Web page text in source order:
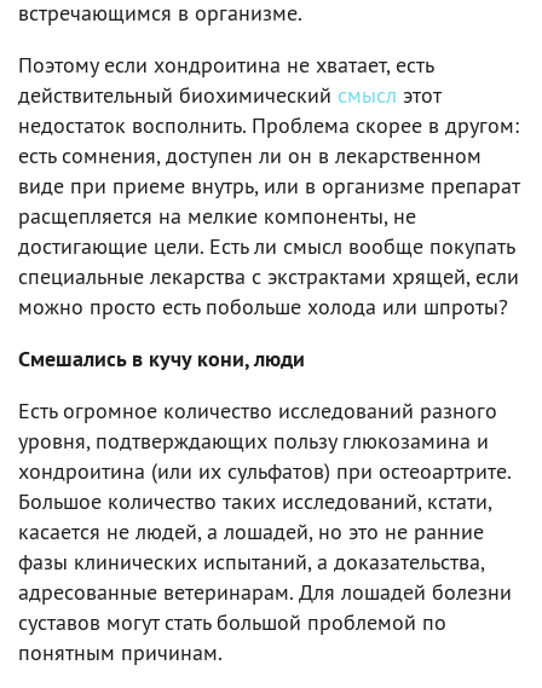
встречающимся в организме.
Поэтому если хондроитина не хватает, есть
действительный биохимический смысл этот
недостаток восполнить. Проблема скорее в другом:
есть сомнения, доступен ли он в лекарственном
виде при приеме внутрь, или в организме препарат
расщепляется на мелкие компоненты, не
достигающие цели. Есть ли смысл вообще покупать
специальные лекарства с экстрактами хрящей, если
можно просто есть побольше холода или шпроты?
Смешались в кучу кони, люди
Есть огромное количество исследований разного
уровня, подтверждающих пользу глюкозамина и
хондроитина (или их сульфатов) при остеоартрите.
Большое количество таких исследований, кстати,
касается не людей, а лошадей, но это не ранние
фазы клинических испытаний, а доказательства,
адресованные ветеринарам. Для лошадей болезни
суставов могут стать большой проблемой по
понятным причинам.